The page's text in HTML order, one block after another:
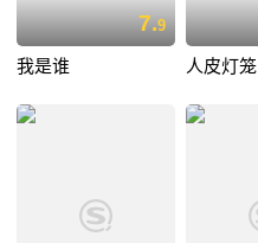
7.9
我是谁 人皮灯笼